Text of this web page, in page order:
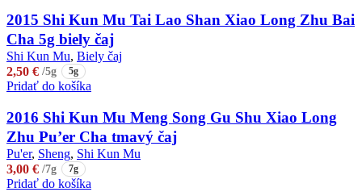
na
stránke
produktu.
2015 Shi Kun Mu Tai Lao Shan Xiao Long Zhu Bai
Cha 5g biely čaj
Shi Kun Mu, Biely čaj
2,50 € /5g 5g
Pridať do košíka
2016 Shi Kun Mu Meng Song Gu Shu Xiao Long
Zhu Pu’er Cha tmavý čaj
Pu'er, Sheng, Shi Kun Mu
3,00 € /7g 7g
Pridať do košíka